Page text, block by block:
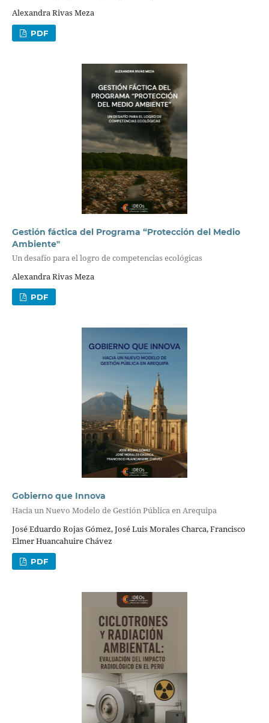
Alexandra Rivas Meza
PDF
Gestión fáctica del Programa “Protección del Medio
Ambiente"
Un desafío para el logro de competencias ecológicas
Alexandra Rivas Meza
PDF
Gobierno que Innova
Hacia un Nuevo Modelo de Gestión Pública en Arequipa
José Eduardo Rojas Gómez, José Luis Morales Charca, Francisco
Elmer Huancahuire Chávez
PDF